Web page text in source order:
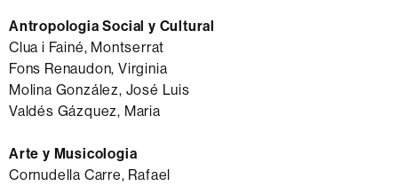
Antropologia Social y Cultural
Clua i Fainé, Montserrat
Fons Renaudon, Virginia
Molina González, José Luis
Valdés Gázquez, Maria
Arte y Musicologia
Cornudella Carre, Rafael